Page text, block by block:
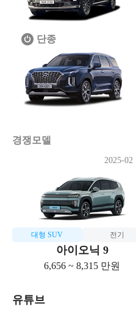
단종
경쟁모델
대형 SUV 전기
아이오닉 9
2025-02
6,656 ~ 8,315 만원
유튜브